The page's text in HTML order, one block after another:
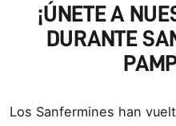
¡ÚNETE A
DURANTE
Los Sanfermines han